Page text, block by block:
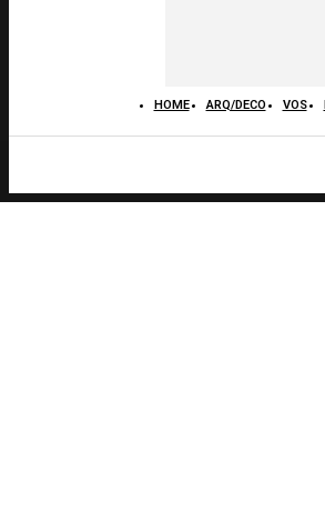
HOME ARQ/DECO VOS